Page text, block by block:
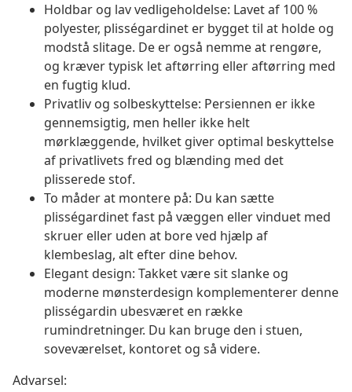
Holdbar og lav vedligeholdelse: Lavet af 100 %
polyester, plisségardinet er bygget til at holde og
modstå slitage. De er også nemme at rengøre,
og kræver typisk let aftørring eller aftørring med
en fugtig klud.
Privatliv og solbeskyttelse: Persiennen er ikke
gennemsigtig, men heller ikke helt
mørklæggende, hvilket giver optimal beskyttelse
af privatlivets fred og blænding med det
plisserede stof.
To måder at montere på: Du kan sætte
plisségardinet fast på væggen eller vinduet med
skruer eller uden at bore ved hjælp af
klembeslag, alt efter dine behov.
Elegant design: Takket være sit slanke og
moderne mønsterdesign komplementerer denne
plisségardin ubesværet en række
rumindretninger. Du kan bruge den i stuen,
soveværelset, kontoret og så videre.
Advarsel: